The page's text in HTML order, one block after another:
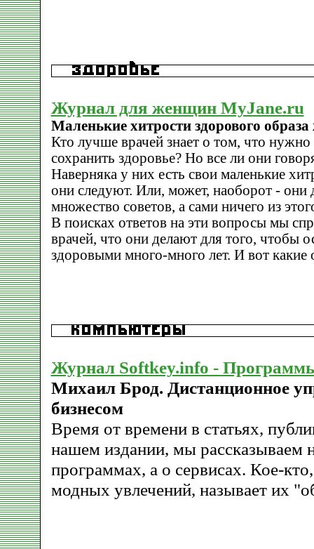
Журнал для женщин MyJane.ru
Маленькие хитрости здорового
Кто лучше врачей знает о том, что нужно
сохранить здоровье? Но все ли они
Наверняка у них есть свои маленькие
они следуют. Или, может, наоборот - они
множество советов, а сами ничего из
В поисках ответов на эти вопросы мы
врачей, что они делают для того, чтобы
здоровыми много-много лет. И вот какие
Журнал Softkey.info -
Михаил Брод. Дистанционное
бизнесом
Время от времени в статьях,
нашем издании, мы рассказываем
программах, а о сервисах. Кое-
модных увлечений, называет их